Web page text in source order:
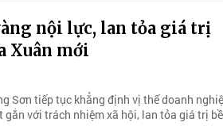
nội lực, lan tỏa giá trị
Xuân mới
Sơn tiếp tục khẳng định vị thế doanh
với trách nhiệm xã hội, lan tỏa giá trị